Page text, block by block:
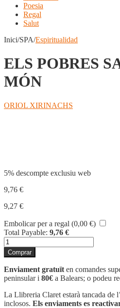
Poesia
Regal
Salut
Inici/SPA/Espiritualidad
ELS POBRES
MÓN
ORIOL XIRINACHS
5% descompte exclusiu web
9,76 €
9,27 €
Embolicar per a regal (0,00 €)
Total Payable: 9,76 €
quantitat
de
ELS
POBRES
SALVARAN
EL
MÓN
Comprar
Enviament gratuït en comandes
peninsular i 80€ a Balears; o podeu
La Llibreria Claret estarà tancada de
inclosos. Els enviaments es